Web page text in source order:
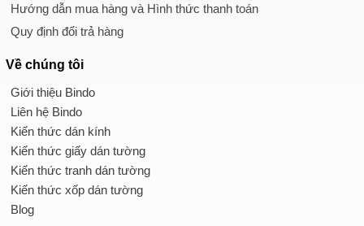
Hướng dẫn mua hàng và Hình thức thanh toán
Quy định đổi trả hàng
Về chúng tôi
Giới thiệu Bindo
Liên hệ Bindo
Kiến thức dán kính
Kiến thức giấy dán tường
Kiến thức tranh dán tường
Kiến thức xốp dán tường
Blog